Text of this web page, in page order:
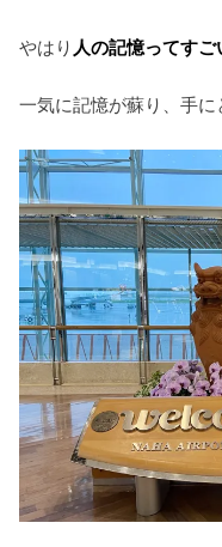
やはり 人の記憶ってすご
一気に記憶が蘇り、手に